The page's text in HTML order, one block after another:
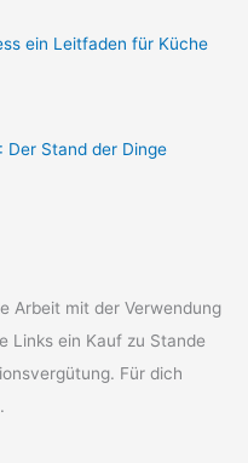
ein Leitfaden für Küche
Der Stand der Dinge
Arbeit mit der Verwendung
Links ein Kauf zu Stande
Für dich